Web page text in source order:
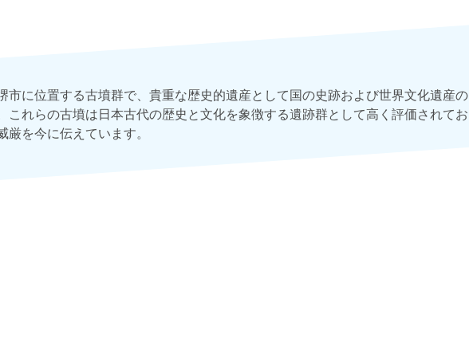
市に位置する古墳群で、貴重な歴史的遺産として国の史跡および世界文化遺産の
これらの古墳は日本古代の歴史と文化を象徴する遺跡群として高く評価されてお
を今に伝えています。